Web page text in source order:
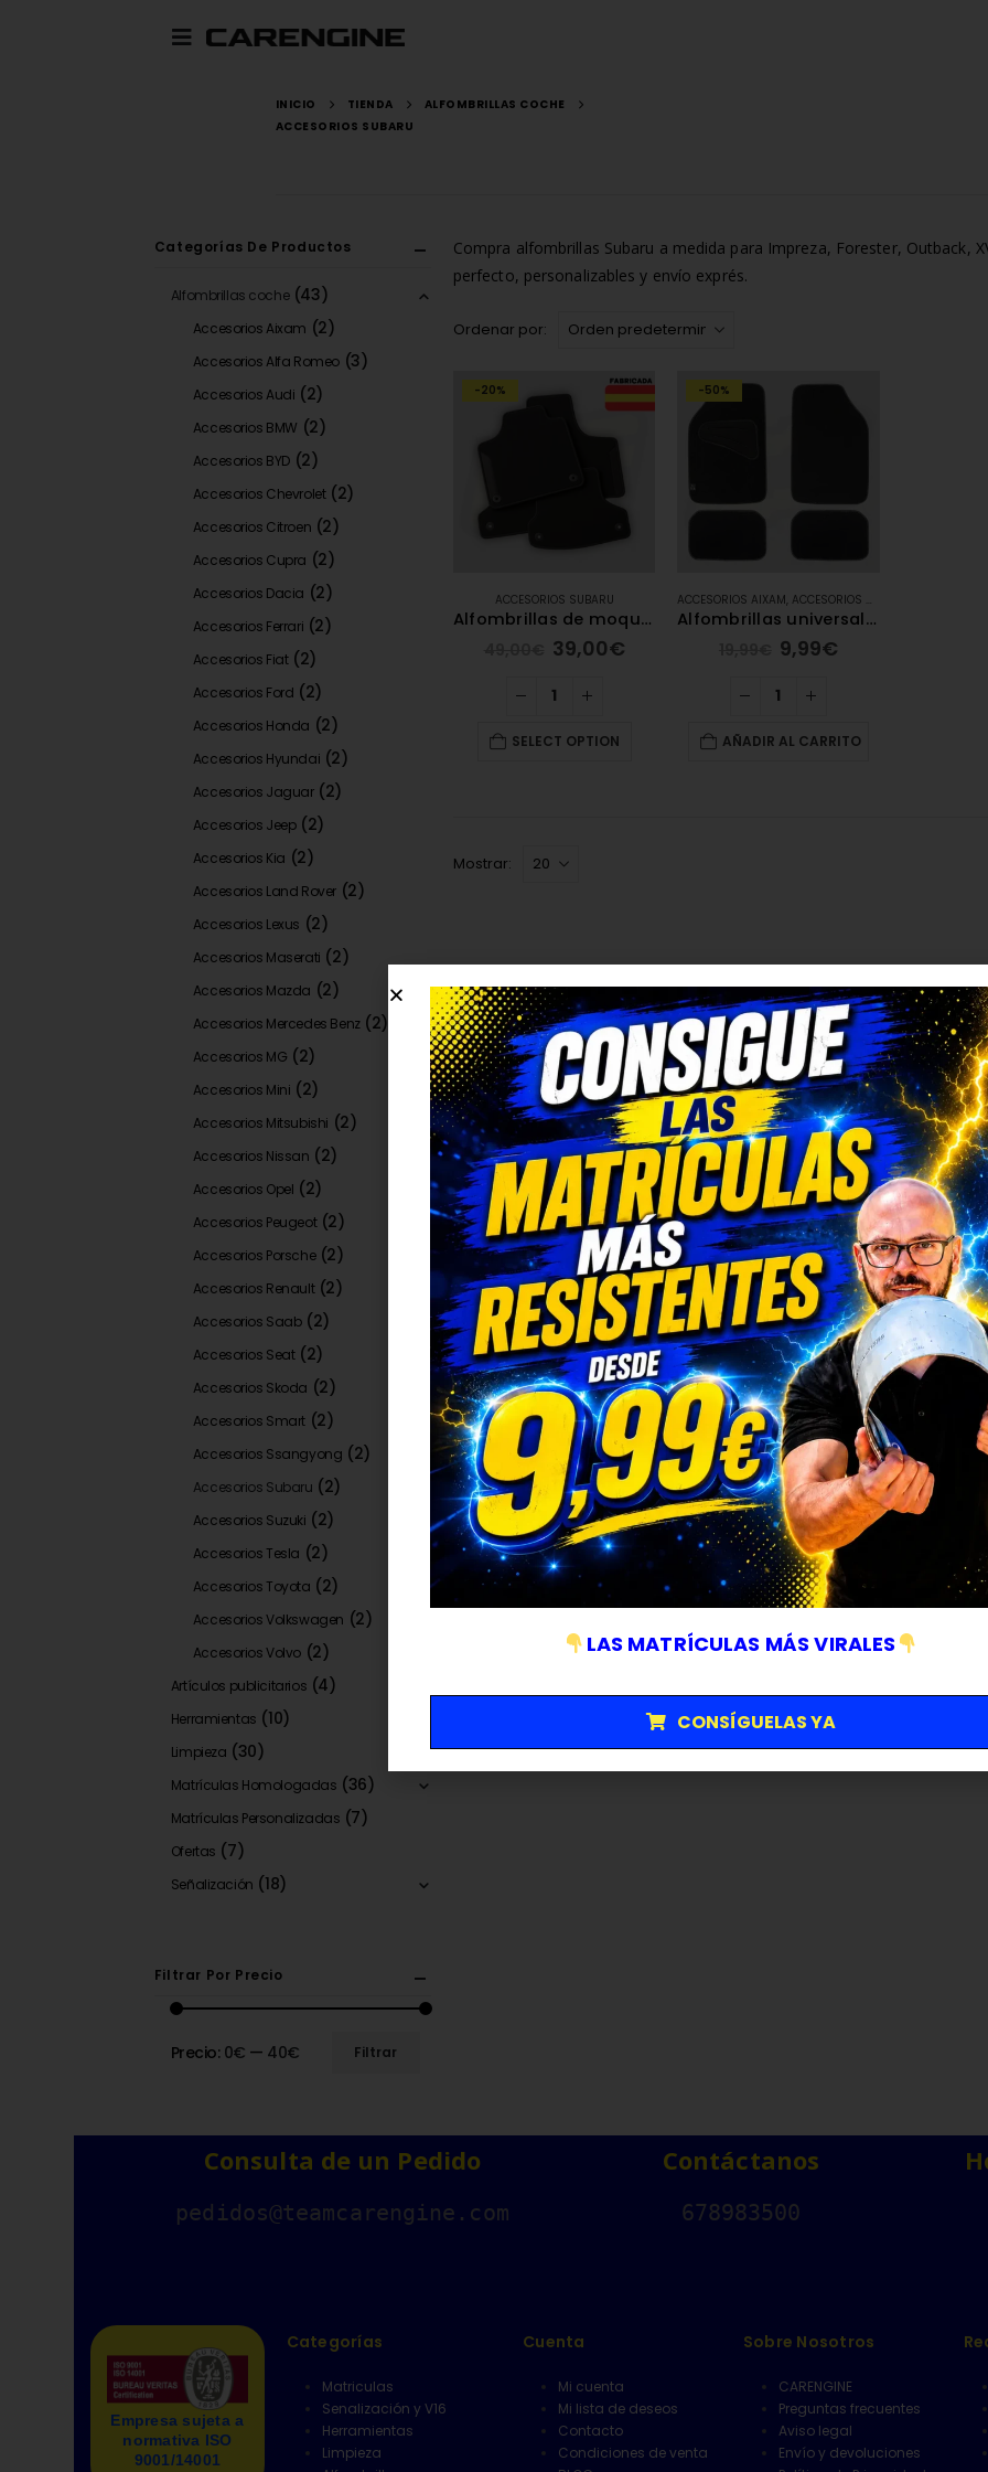
INICIO TIENDA
ALFOMBRILLAS COCHE
ACCESORIOS SUBARU
Compra alfombrillas Subaru a medida para Impreza, Forester, Outback,
perfecto, personalizables y envío exprés.
Ordenar por:
-20%
ACCESORIOS SUBARU
Alfombrillas de moqueta Suburu
39,00€
SELECT OPTION
-50%
ACCESORIOS AIXAM, ACCESORIOS ALFA ROMEO
Alfombrillas universales de moqueta – Carengine
9,99€
AÑADIR AL CARRITO
Mostrar:
Categorías De Productos
Alfombrillas coche (43)
Accesorios Aixam (2)
Accesorios Alfa Romeo (3)
Accesorios Audi (2)
Accesorios BMW (2)
Accesorios BYD (2)
Accesorios Chevrolet (2)
Accesorios Citroen (2)
Accesorios Cupra (2)
Accesorios Dacia (2)
Accesorios Ferrari (2)
Accesorios Fiat (2)
Accesorios Ford (2)
Accesorios Honda (2)
Accesorios Hyundai (2)
Accesorios Jaguar (2)
Accesorios Jeep (2)
Accesorios Kia (2)
Accesorios Land Rover (2)
Accesorios Lexus (2)
Accesorios Maserati (2)
Accesorios Mazda (2)
Accesorios Mercedes Benz (2)
Accesorios MG (2)
Accesorios Mini (2)
Accesorios Mitsubishi (2)
Accesorios Nissan (2)
Accesorios Opel (2)
Accesorios Peugeot (2)
Accesorios Porsche (2)
Accesorios Renault (2)
Accesorios Saab (2)
Accesorios Seat (2)
Accesorios Skoda (2)
Accesorios Smart (2)
Accesorios Ssangyong (2)
Accesorios Subaru (2)
Accesorios Suzuki (2)
Accesorios Tesla (2)
Accesorios Toyota (2)
Accesorios Volkswagen (2)
Accesorios Volvo (2)
Artículos publicitarios (4)
Herramientas (10)
Limpieza (30)
Matrículas Homologadas (36)
Matrículas Personalizadas (7)
Ofertas (7)
Señalización (18)
Filtrar Por Precio
Filtrar
Precio: 0€ — 40€
Consulta de un Pedido
pedidos@teamcarengine.com
Contáctanos
678983500
Empresa sujeta a
normativa ISO
9001/14001
Categorías
Matriculas
Senalización y V16
Herramientas
Limpieza
Cuenta
Mi cuenta
Mi lista de deseos
Contacto
Condiciones de venta
Sobre Nosotros
CARENGINE
Preguntas frecuentes
Aviso legal
Envío y devoluciones
LAS MATRÍCULAS MÁS VIRALES
CONSÍGUELAS YA